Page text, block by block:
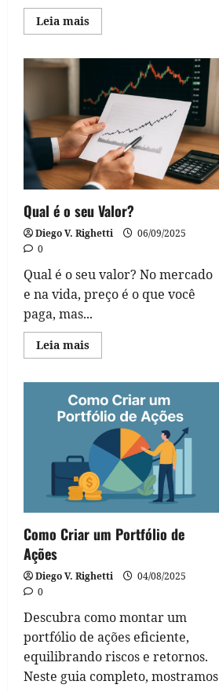
Leia maisRead
more
Qual é o seu Valor?
Diego V. Righetti
06/09/2025
0
Qual é o seu valor? No mercado
e na vida, preço é o que você
paga, mas...
Leia maisRead
more
o
seu
Valor?
Como Criar um Portfólio de
Ações
Diego V. Righetti
04/08/2025
0
Descubra como montar um
portfólio de ações eficiente,
equilibrando riscos e retornos.
Neste guia completo, mostramos